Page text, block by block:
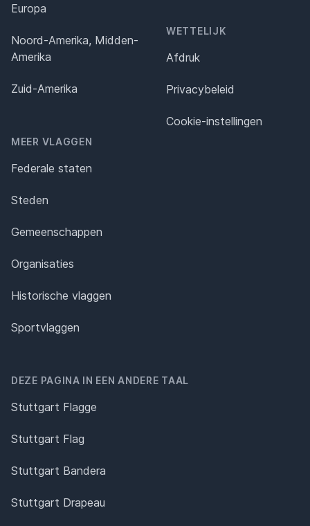
Europa
Noord-Amerika, Midden-
Amerika
Zuid-Amerika
MEER VLAGGEN
Federale staten
Steden
Gemeenschappen
Organisaties
Historische vlaggen
Sportvlaggen
WETTELIJK
Afdruk
Privacybeleid
Cookie-instellingen
DEZE PAGINA IN EEN ANDERE TAAL
Stuttgart Flagge
Stuttgart Flag
Stuttgart Bandera
Stuttgart Drapeau